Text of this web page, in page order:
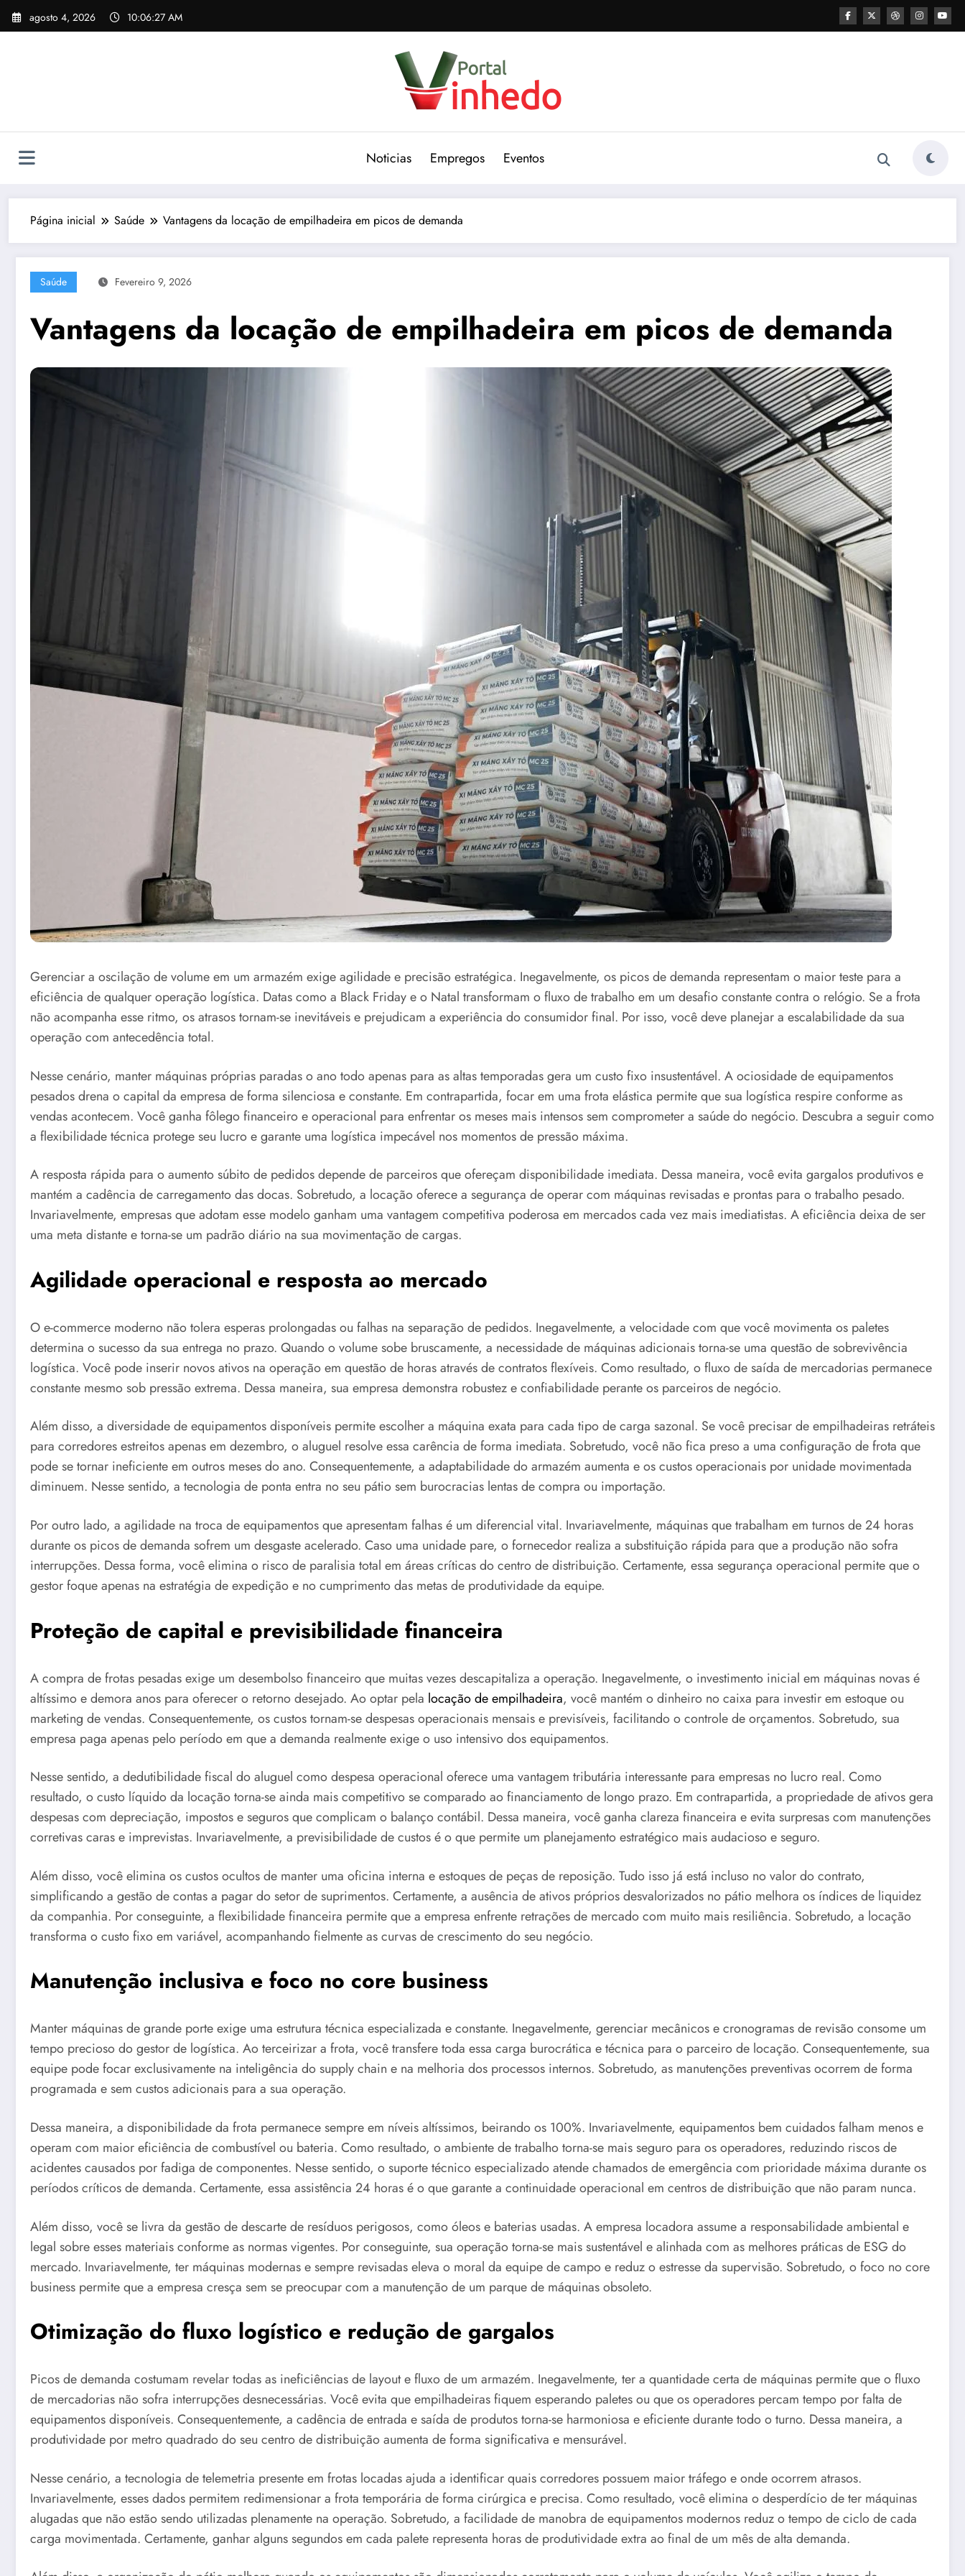
Pular
para
agosto 4, 2026 10:06:29 AM
Noticias Empregos Eventos
Página inicial Saúde Vantagens da locação de empilhadeira em picos de demanda
Saúde Fevereiro 9, 2026
Vantagens da locação de empilhadeira em picos de demanda
Gerenciar a oscilação de volume em um armazém exige agilidade e precisão estratégica. Inegavelmente, os picos de demanda representam o maior teste para a
eficiência de qualquer operação logística. Datas como a Black Friday e o Natal transformam o fluxo de trabalho em um desafio constante contra o relógio. Se a frota
não acompanha esse ritmo, os atrasos tornam-se inevitáveis e prejudicam a experiência do consumidor final. Por isso, você deve planejar a escalabilidade da sua
operação com antecedência total.
Nesse cenário, manter máquinas próprias paradas o ano todo apenas para as altas temporadas gera um custo fixo insustentável. A ociosidade de equipamentos
pesados drena o capital da empresa de forma silenciosa e constante. Em contrapartida, focar em uma frota elástica permite que sua logística respire conforme as
vendas acontecem. Você ganha fôlego financeiro e operacional para enfrentar os meses mais intensos sem comprometer a saúde do negócio. Descubra a seguir como
a flexibilidade técnica protege seu lucro e garante uma logística impecável nos momentos de pressão máxima.
A resposta rápida para o aumento súbito de pedidos depende de parceiros que ofereçam disponibilidade imediata. Dessa maneira, você evita gargalos produtivos e
mantém a cadência de carregamento das docas. Sobretudo, a locação oferece a segurança de operar com máquinas revisadas e prontas para o trabalho pesado.
Invariavelmente, empresas que adotam esse modelo ganham uma vantagem competitiva poderosa em mercados cada vez mais imediatistas. A eficiência deixa de ser
uma meta distante e torna-se um padrão diário na sua movimentação de cargas.
Agilidade operacional e resposta ao mercado
O e-commerce moderno não tolera esperas prolongadas ou falhas na separação de pedidos. Inegavelmente, a velocidade com que você movimenta os paletes
determina o sucesso da sua entrega no prazo. Quando o volume sobe bruscamente, a necessidade de máquinas adicionais torna-se uma questão de sobrevivência
logística. Você pode inserir novos ativos na operação em questão de horas através de contratos flexíveis. Como resultado, o fluxo de saída de mercadorias permanece
constante mesmo sob pressão extrema. Dessa maneira, sua empresa demonstra robustez e confiabilidade perante os parceiros de negócio.
Além disso, a diversidade de equipamentos disponíveis permite escolher a máquina exata para cada tipo de carga sazonal. Se você precisar de empilhadeiras retráteis
para corredores estreitos apenas em dezembro, o aluguel resolve essa carência de forma imediata. Sobretudo, você não fica preso a uma configuração de frota que
pode se tornar ineficiente em outros meses do ano. Consequentemente, a adaptabilidade do armazém aumenta e os custos operacionais por unidade movimentada
diminuem. Nesse sentido, a tecnologia de ponta entra no seu pátio sem burocracias lentas de compra ou importação.
Por outro lado, a agilidade na troca de equipamentos que apresentam falhas é um diferencial vital. Invariavelmente, máquinas que trabalham em turnos de 24 horas
durante os picos de demanda sofrem um desgaste acelerado. Caso uma unidade pare, o fornecedor realiza a substituição rápida para que a produção não sofra
interrupções. Dessa forma, você elimina o risco de paralisia total em áreas críticas do centro de distribuição. Certamente, essa segurança operacional permite que o
gestor foque apenas na estratégia de expedição e no cumprimento das metas de produtividade da equipe.
Proteção de capital e previsibilidade financeira
A compra de frotas pesadas exige um desembolso financeiro que muitas vezes descapitaliza a operação. Inegavelmente, o investimento inicial em máquinas novas é
altíssimo e demora anos para oferecer o retorno desejado. Ao optar pela locação de empilhadeira, você mantém o dinheiro no caixa para investir em estoque ou
marketing de vendas. Consequentemente, os custos tornam-se despesas operacionais mensais e previsíveis, facilitando o controle de orçamentos. Sobretudo, sua
empresa paga apenas pelo período em que a demanda realmente exige o uso intensivo dos equipamentos.
Nesse sentido, a dedutibilidade fiscal do aluguel como despesa operacional oferece uma vantagem tributária interessante para empresas no lucro real. Como
resultado, o custo líquido da locação torna-se ainda mais competitivo se comparado ao financiamento de longo prazo. Em contrapartida, a propriedade de ativos gera
despesas com depreciação, impostos e seguros que complicam o balanço contábil. Dessa maneira, você ganha clareza financeira e evita surpresas com manutenções
corretivas caras e imprevistas. Invariavelmente, a previsibilidade de custos é o que permite um planejamento estratégico mais audacioso e seguro.
Além disso, você elimina os custos ocultos de manter uma oficina interna e estoques de peças de reposição. Tudo isso já está incluso no valor do contrato,
simplificando a gestão de contas a pagar do setor de suprimentos. Certamente, a ausência de ativos próprios desvalorizados no pátio melhora os índices de liquidez
da companhia. Por conseguinte, a flexibilidade financeira permite que a empresa enfrente retrações de mercado com muito mais resiliência. Sobretudo, a locação
transforma o custo fixo em variável, acompanhando fielmente as curvas de crescimento do seu negócio.
Manutenção inclusiva e foco no core business
Manter máquinas de grande porte exige uma estrutura técnica especializada e constante. Inegavelmente, gerenciar mecânicos e cronogramas de revisão consome um
tempo precioso do gestor de logística. Ao terceirizar a frota, você transfere toda essa carga burocrática e técnica para o parceiro de locação. Consequentemente, sua
equipe pode focar exclusivamente na inteligência do supply chain e na melhoria dos processos internos. Sobretudo, as manutenções preventivas ocorrem de forma
programada e sem custos adicionais para a sua operação.
Dessa maneira, a disponibilidade da frota permanece sempre em níveis altíssimos, beirando os 100%. Invariavelmente, equipamentos bem cuidados falham menos e
operam com maior eficiência de combustível ou bateria. Como resultado, o ambiente de trabalho torna-se mais seguro para os operadores, reduzindo riscos de
acidentes causados por fadiga de componentes. Nesse sentido, o suporte técnico especializado atende chamados de emergência com prioridade máxima durante os
períodos críticos de demanda. Certamente, essa assistência 24 horas é o que garante a continuidade operacional em centros de distribuição que não param nunca.
Além disso, você se livra da gestão de descarte de resíduos perigosos, como óleos e baterias usadas. A empresa locadora assume a responsabilidade ambiental e
legal sobre esses materiais conforme as normas vigentes. Por conseguinte, sua operação torna-se mais sustentável e alinhada com as melhores práticas de ESG do
mercado. Invariavelmente, ter máquinas modernas e sempre revisadas eleva o moral da equipe de campo e reduz o estresse da supervisão. Sobretudo, o foco no core
business permite que a empresa cresça sem se preocupar com a manutenção de um parque de máquinas obsoleto.
Otimização do fluxo logístico e redução de gargalos
Picos de demanda costumam revelar todas as ineficiências de layout e fluxo de um armazém. Inegavelmente, ter a quantidade certa de máquinas permite que o fluxo
de mercadorias não sofra interrupções desnecessárias. Você evita que empilhadeiras fiquem esperando paletes ou que os operadores percam tempo por falta de
equipamentos disponíveis. Consequentemente, a cadência de entrada e saída de produtos torna-se harmoniosa e eficiente durante todo o turno. Dessa maneira, a
produtividade por metro quadrado do seu centro de distribuição aumenta de forma significativa e mensurável.
Nesse cenário, a tecnologia de telemetria presente em frotas locadas ajuda a identificar quais corredores possuem maior tráfego e onde ocorrem atrasos.
Invariavelmente, esses dados permitem redimensionar a frota temporária de forma cirúrgica e precisa. Como resultado, você elimina o desperdício de ter máquinas
alugadas que não estão sendo utilizadas plenamente na operação. Sobretudo, a facilidade de manobra de equipamentos modernos reduz o tempo de ciclo de cada
carga movimentada. Certamente, ganhar alguns segundos em cada palete representa horas de produtividade extra ao final de um mês de alta demanda.